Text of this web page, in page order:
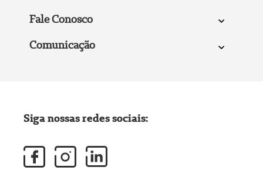
Fale Conosco
Comunicação
Siga nossas redes sociais: